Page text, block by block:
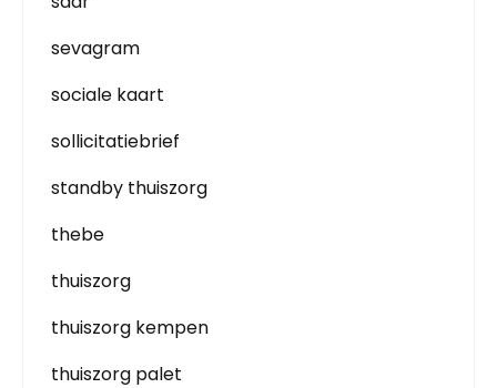
sevagram
sociale kaart
sollicitatiebrief
standby thuiszorg
thebe
thuiszorg
thuiszorg kempen
thuiszorg palet